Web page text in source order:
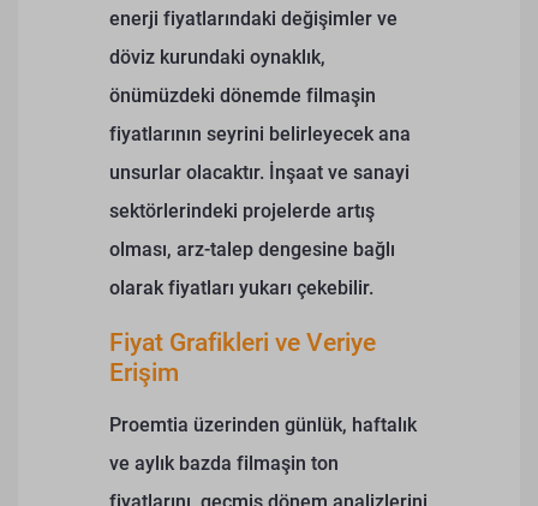
enerji fiyatlarındaki değişimler ve
döviz kurundaki oynaklık,
önümüzdeki dönemde filmaşin
fiyatlarının seyrini belirleyecek ana
unsurlar olacaktır. İnşaat ve sanayi
sektörlerindeki projelerde artış
olması, arz-talep dengesine bağlı
olarak fiyatları yukarı çekebilir.
Fiyat Grafikleri ve Veriye
Erişim
Proemtia üzerinden günlük, haftalık
ve aylık bazda filmaşin ton